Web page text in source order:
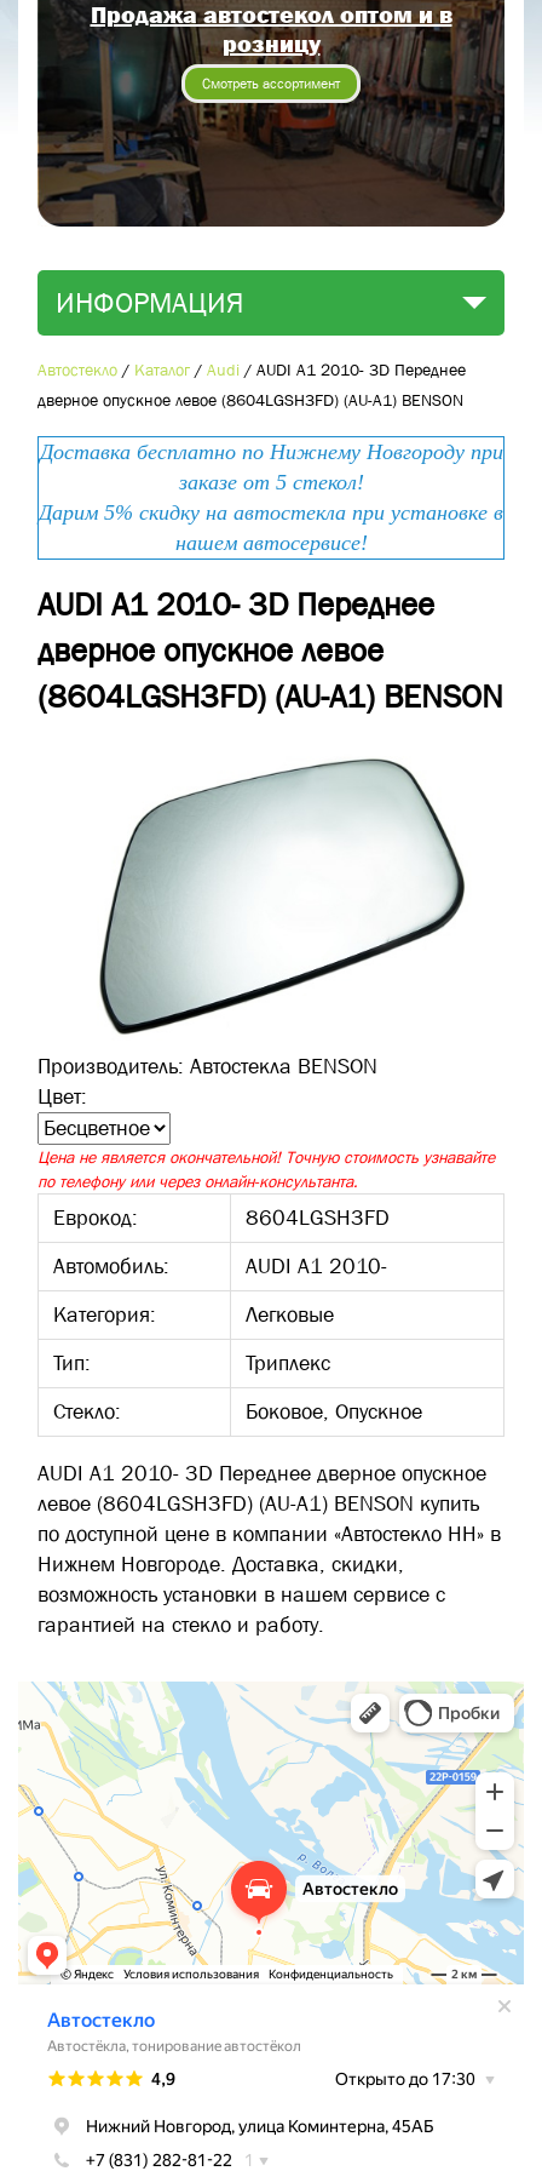
Продажа автостекол оптом и в
розницу
Смотреть ассортимент
ИНФОРМАЦИЯ
Автостекло / Каталог / Audi / AUDI A1 2010- 3D Переднее
дверное опускное левое (8604LGSH3FD) (AU-A1) BENSON
Доставка бесплатно по Нижнему Новгороду при
заказе от 5 стекол!
Дарим 5% скидку на автостекла при установке в
нашем автосервисе!
AUDI A1 2010- 3D Переднее
дверное опускное левое
(8604LGSH3FD) (AU-A1) BENSON
Производитель: Автостекла BENSON
Цвет:
Цена не является окончательной! Точную стоимость узнавайте
по телефону или через онлайн-консультанта.
Еврокод:
8604LGSH3FD
Автомобиль:
AUDI A1 2010-
Категория:
Легковые
Тип:
Триплекс
Стекло:
Боковое, Опускное
AUDI A1 2010- 3D Переднее дверное опускное
левое (8604LGSH3FD) (AU-A1) BENSON купить
по доступной цене в компании «Автостекло НН» в
Нижнем Новгороде. Доставка, скидки,
возможность установки в нашем сервисе с
гарантией на стекло и работу.
Отправить
Отправить заявку